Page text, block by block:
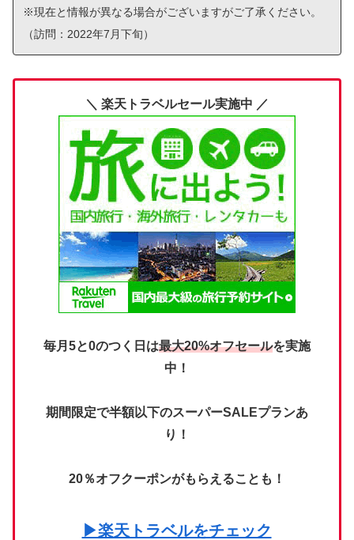
※現在と情報が異なる場合がございますがご了承ください。
（訪問：2022年7月下旬）
＼ 楽天トラベルセール実施中 ／
毎月5と0のつく日は最大20%オフセールを実施
中！
期間限定で半額以下のスーパーSALEプランあ
り！
20％オフクーポンがもらえることも！
▶楽天トラベルをチェック